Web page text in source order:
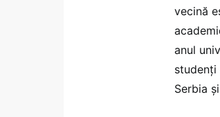
vecină
anul
Serbia